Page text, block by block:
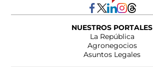
NUESTROS PORTALES
La República
Agronegocios
Asuntos Legales